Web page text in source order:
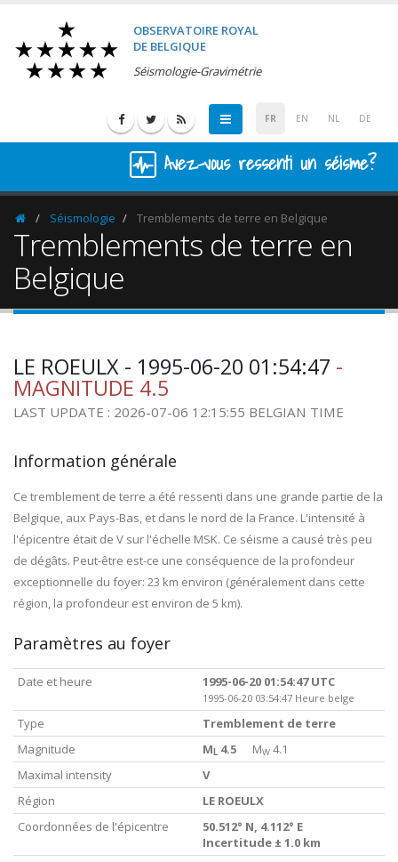
OBSERVATOIRE ROYAL
DE BELGIQUE
Séismologie-Gravimétrie
FR EN NL DE
Avez-vous ressenti un séisme?
HomepageSéismologie Tremblements de terre en Belgique
Tremblements de terre en
Belgique
LE ROEULX - 1995-06-20 01:54:47 -
MAGNITUDE 4.5
LAST UPDATE : 2026-07-06 12:15:55 BELGIAN TIME
Information générale
Ce tremblement de terre a été ressenti dans une grande partie de la
Belgique, aux Pays-Bas, et dans le nord de la France. L'intensité à
l'épicentre était de V sur l'échelle MSK. Ce séisme a causé très peu
de dégâts. Peut-être est-ce une conséquence de la profondeur
exceptionnelle du foyer: 23 km environ (généralement dans cette
région, la profondeur est environ de 5 km).
Paramètres au foyer
Date et heure 1995-06-20 01:54:47 UTC
1995-06-20 03:54:47 Heure belge
Type
Tremblement de terre
Magnitude
M L 4.5 MW 4.1
Maximal intensity
V
Région
LE ROEULX
Coordonnées de l'épicentre
50.512° N, 4.112° E
Incertitude ± 1.0 km